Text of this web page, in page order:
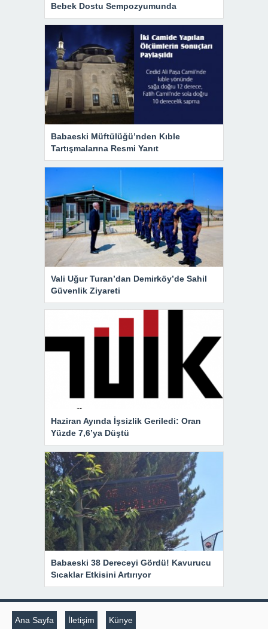
Bebek Dostu Sempozyumunda
Babaeski Müftülüğü’nden Kıble
Tartışmalarına Resmi Yanıt
Vali Uğur Turan’dan Demirköy’de Sahil
Güvenlik Ziyareti
Haziran Ayında İşsizlik Geriledi: Oran
Yüzde 7,6’ya Düştü
Babaeski 38 Dereceyi Gördü! Kavurucu
Sıcaklar Etkisini Artırıyor
Ana Sayfa İletişim Künye